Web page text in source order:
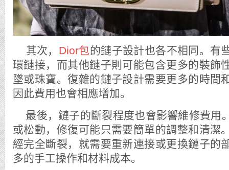
其次， Dior包的鏈子設計也各不相同。有
環鏈接，而其他鏈子則可能包含更多的裝飾
墜或珠寶。復雜的鏈子設計需要更多的時間
因此費用也會相應增加。
最後，鏈子的斷裂程度也會影響維修費用
或松動，修復可能只需要簡單的調整和清潔
經完全斷裂，就需要重新連接或更換鏈子的
多的手工操作和材料成本。